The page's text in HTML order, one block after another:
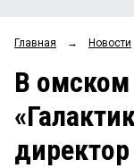
ОБЩЕСТВО
ЗАКОН
Главная → Новости
В омском
директор